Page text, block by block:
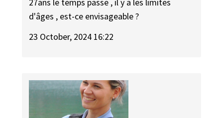
27ans le temps passe , il y a les limites
d'âges , est-ce envisageable ?
23 October, 2024 16:22